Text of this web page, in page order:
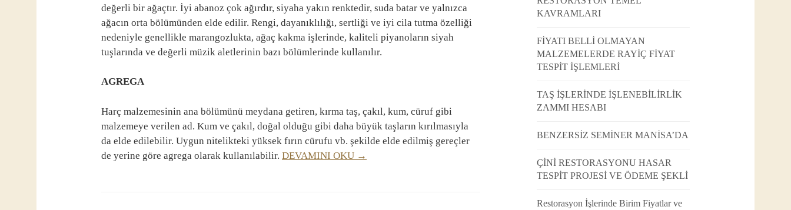
değerli bir ağaçtır. İyi abanoz çok ağırdır, siyaha yakın renktedir, suda batar ve yalnızca
ağacın orta bölümünden elde edilir. Rengi, dayanıklılığı, sertliği ve iyi cila tutma özelliği
nedeniyle genellikle marangozlukta, ağaç kakma işlerinde, kaliteli piyanoların siyah
tuşlarında ve değerli müzik aletlerinin bazı bölümlerinde kullanılır.
AGREGA
Harç malzemesinin ana bölümünü meydana getiren, kırma taş, çakıl, kum, cüruf gibi
malzemeye verilen ad. Kum ve çakıl, doğal olduğu gibi daha büyük taşların kırılmasıyla
da elde edilebilir. Uygun nitelikteki yüksek fırın cürufu vb. şekilde elde edilmiş gereçler
de yerine göre agrega olarak kullanılabilir. DEVAMINI OKU →
KAVRAMLARI
FİYATI BELLİ OLMAYAN
MALZEMELERDE RAYİÇ FİYAT
TESPİT İŞLEMLERİ
TAŞ İŞLERİNDE İŞLENEBİLİRLİK
ZAMMI HESABI
BENZERSİZ SEMİNER MANİSA’DA
ÇİNİ RESTORASYONU HASAR
TESPİT PROJESİ VE ÖDEME ŞEKLİ
Restorasyon İşlerinde Birim Fiyatlar ve